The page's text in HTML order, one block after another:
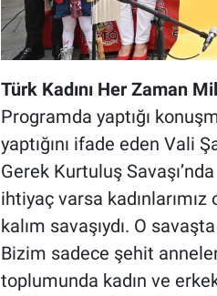
Türk Kadını Her Zaman
Programda yaptığı
yaptığını ifade eden Vali
Gerek Kurtuluş
ihtiyaç varsa
kalım savaşıydı. O
Bizim sadece şehit
toplumunda kadın ve